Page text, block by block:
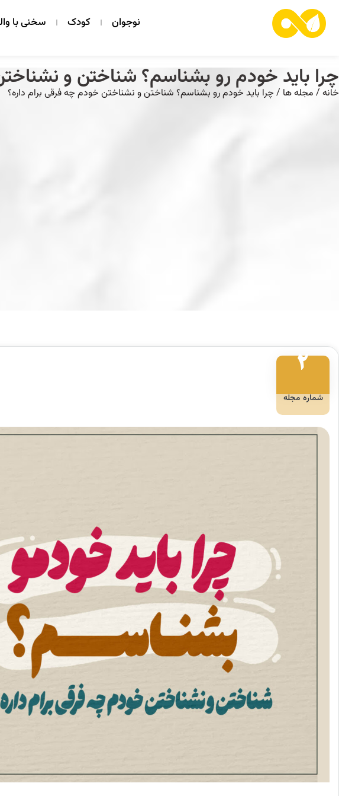
نوجوان کودک سخنی با
چرا باید خودم رو بشناسم؟ شناختن و
خانه / مجله ها / چرا باید خودم رو بشناسم؟ شناختن و نشناختن خودم چه فرقی برام داره؟
۲
شماره مجله